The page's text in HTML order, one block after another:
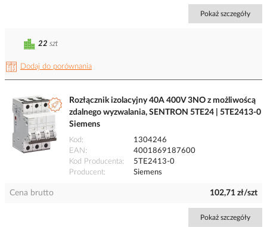
Pokaż szczegóły
Dodaj do porównania
22 szt
Rozłącznik izolacyjny 40A 400V 3NO z możliwoścą
zdalnego wyzwalania, SENTRON 5TE24 | 5TE2413-0
Siemens
Kod
1304246
EAN
4001869187600
Kod Producenta
5TE2413-0
Producent
Siemens
Cena brutto 102,71 zł/szt
Pokaż szczegóły